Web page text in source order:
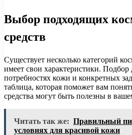
Выбор подходящих
средств
Существует несколько категорий
имеет свои характеристики.
потребностях кожи и конкретных
таблица, которая поможет вам
средства могут быть полезны в
Читать так же: Правильный
условиях для красивой кожи